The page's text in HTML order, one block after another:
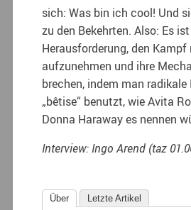
sich: Was bin ich cool! Und
zu den Bekehrten. Also: Es
Herausforderung, den
aufzunehmen und ihre
brechen, indem man radikale
„bêtise“ benutzt, wie Avita
Donna Haraway es nennen
Interview: Ingo Arend (taz
Über Letzte Artikel